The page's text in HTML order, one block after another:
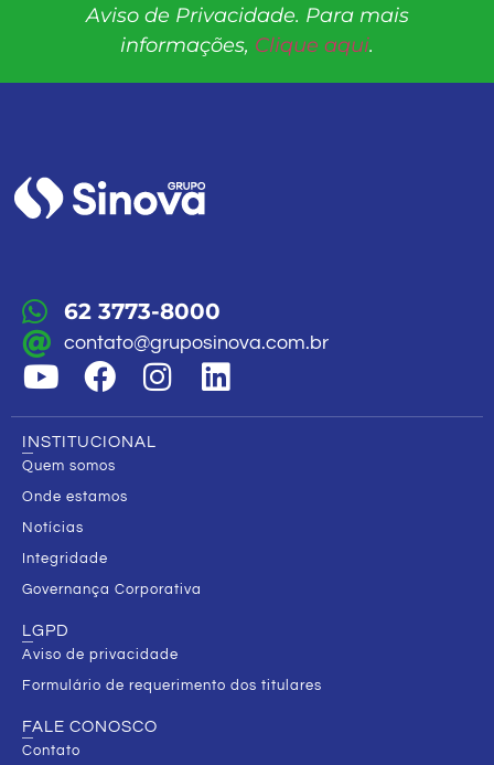
Aviso de Privacidade. Para mais
informações, Clique aqui.
62 3773-8000
contato@gruposinova.com.br
INSTITUCIONAL
Quem somos
Onde estamos
Notícias
Integridade
Governança Corporativa
LGPD
Aviso de privacidade
Formulário de requerimento dos titulares
FALE CONOSCO
Contato